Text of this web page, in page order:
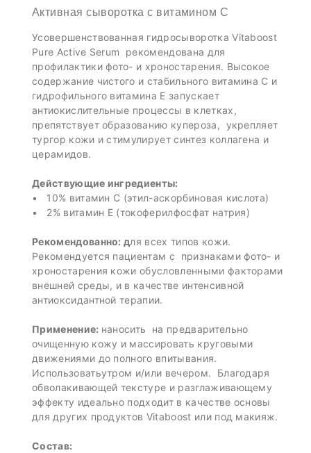
Активная сыворотка с витамином С
Усовершенствованная гидросыворотка Vitaboost
Pure Active Serum рекомендована для
профилактики фото- и хроностарения. Высокое
содержание чистого и стабильного витамина С и
гидрофильного витамина Е запускает
антиокислительные процессы в клетках,
препятствует образованию купероза, укрепляет
тургор кожи и стимулирует синтез коллагена и
церамидов.
Действующие ингредиенты:
• 10% витамин С (этил-аскорбиновая кислота)
• 2% витамин Е (токоферилфосфат натрия)
Рекомендованно: для всех типов кожи.
Рекомендуется пациентам с признаками фото- и
хроностарения кожи обусловленными факторами
внешней среды, и в качестве интенсивной
антиоксидантной терапии.
Применение: наносить на предварительно
очищенную кожу и массировать круговыми
движениями до полного впитывания.
Использоватьутром и/или вечером. Благодаря
обволакивающей текстуре и разглаживающему
эффекту идеально подходит в качестве основы
для других продуктов Vitaboost или под макияж.
Состав: